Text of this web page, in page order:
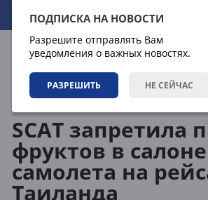
ПОДПИСКА НА НОВОСТИ
Разрешите отправлять Вам
уведомления о важных новостях.
РАЗРЕШИТЬ НЕ СЕЙЧАС
06.08.2026 06:28:18
SCAT запретила
фруктов в салоне
самолета на
Таиланда